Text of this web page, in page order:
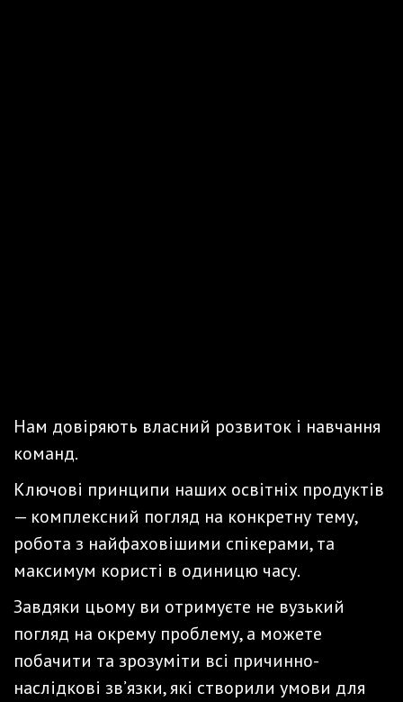
Нам довіряють власний розвиток і навчання
команд.
Ключові принципи наших освітніх продуктів
— комплексний погляд на конкретну тему,
робота з найфаховішими спікерами, та
максимум користі в одиницю часу.
Завдяки цьому ви отримуєте не вузький
погляд на окрему проблему, а можете
побачити та зрозуміти всі причинно-
наслідкові зв’язки, які створили умови для